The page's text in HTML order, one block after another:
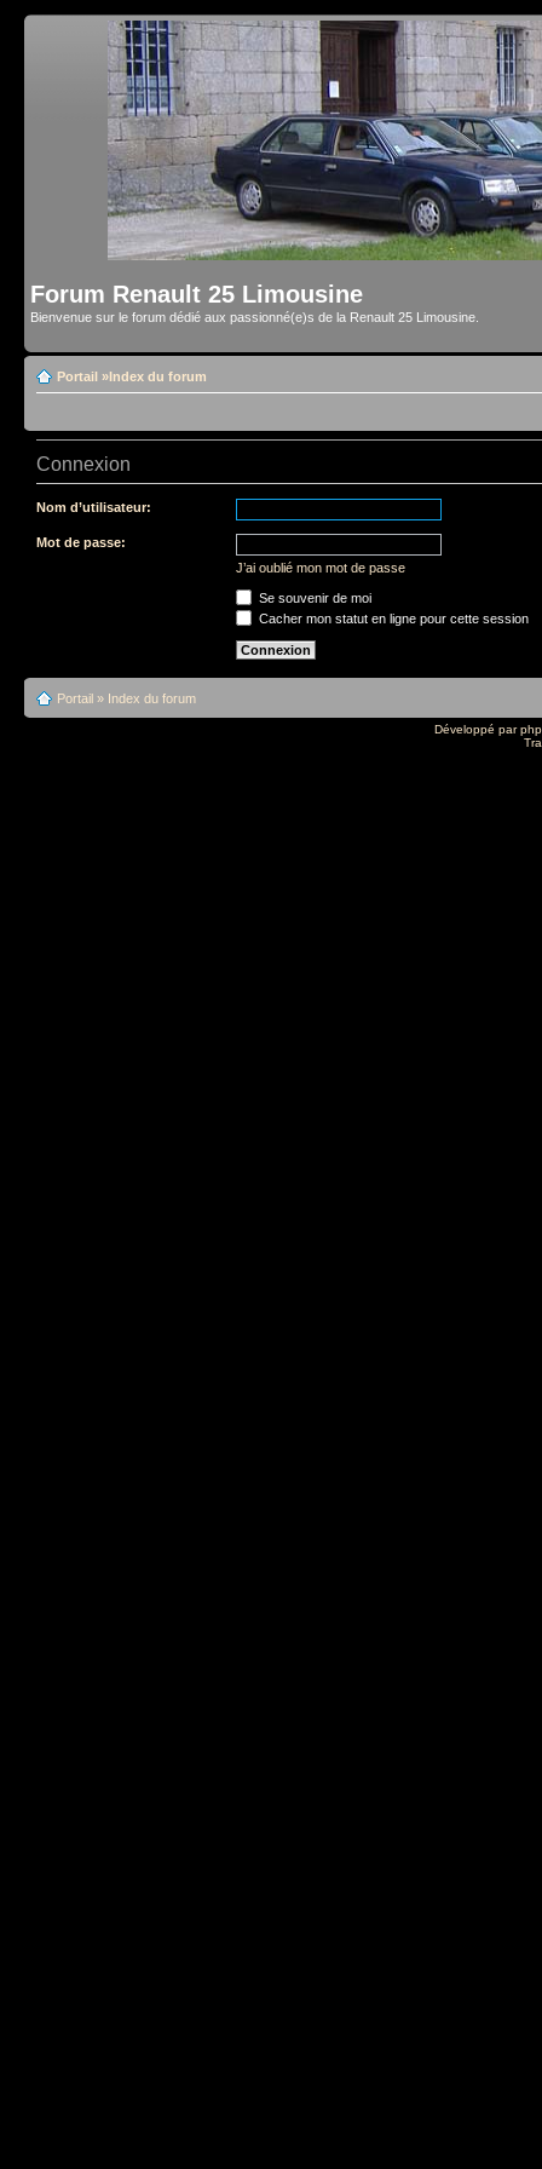
Forum Renault 25 Limousine
Bienvenue sur le forum dédié aux passionné(e)s de la Renault 25 Limousine.
Portail »Index du forum
Connexion
Nom d’utilisateur:
Mot de passe:
J’ai oublié mon mot de passe
Se souvenir de moi
Cacher mon statut en ligne pour cette session
Portail » Index du forum
Développé par